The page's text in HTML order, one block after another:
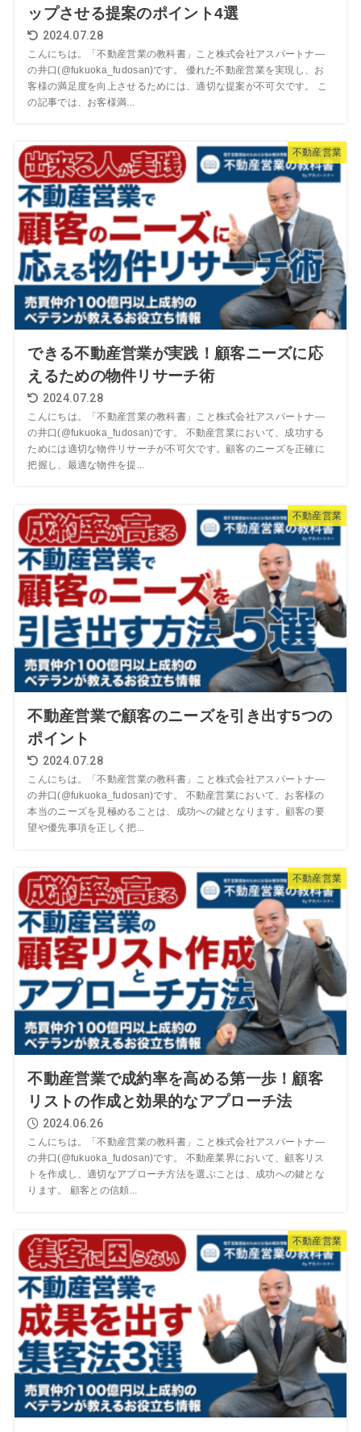
ップさせる提案のポイント4選
2024.07.28
こんにちは。「不動産営業の教科書」こと株式会社アスパートナ―
の井口(@fukuoka_fudosan)です。 優れた不動産営業を実現し、お
客様の満足度を向上させるためには、適切な提案が不可欠です。 こ
の記事では、お客様満...
不動産営業
できる不動産営業が実践！顧客ニーズに応
えるための物件リサーチ術
2024.07.28
こんにちは。「不動産営業の教科書」こと株式会社アスパートナ―
の井口(@fukuoka_fudosan)です。 不動産営業において、成功する
ためには適切な物件リサーチが不可欠です。顧客のニーズを正確に
把握し、最適な物件を提...
不動産営業
不動産営業で顧客のニーズを引き出す5つの
ポイント
2024.07.28
こんにちは。「不動産営業の教科書」こと株式会社アスパートナ―
の井口(@fukuoka_fudosan)です。 不動産営業において、お客様の
本当のニーズを見極めることは、成功への鍵となります。顧客の要
望や優先事項を正しく把...
不動産営業
不動産営業で成約率を高める第一歩！顧客
リストの作成と効果的なアプローチ法
2024.06.26
こんにちは。「不動産営業の教科書」こと株式会社アスパートナ―
の井口(@fukuoka_fudosan)です。 不動産業界において、顧客リス
トを作成し、適切なアプローチ方法を選ぶことは、成功への鍵とな
ります。 顧客との信頼...
不動産営業